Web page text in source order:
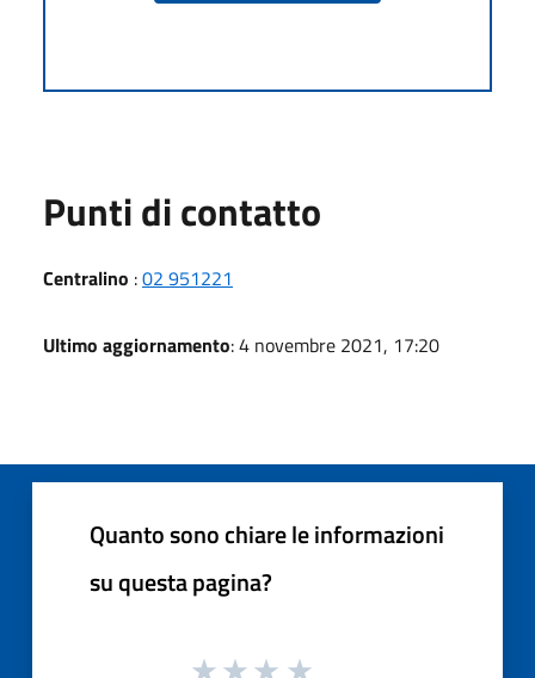
Punti di contatto
Centralino :02 951221
Ultimo aggiornamento: 4 novembre 2021, 17:20
Quanto sono chiare le informazioni
su questa pagina?